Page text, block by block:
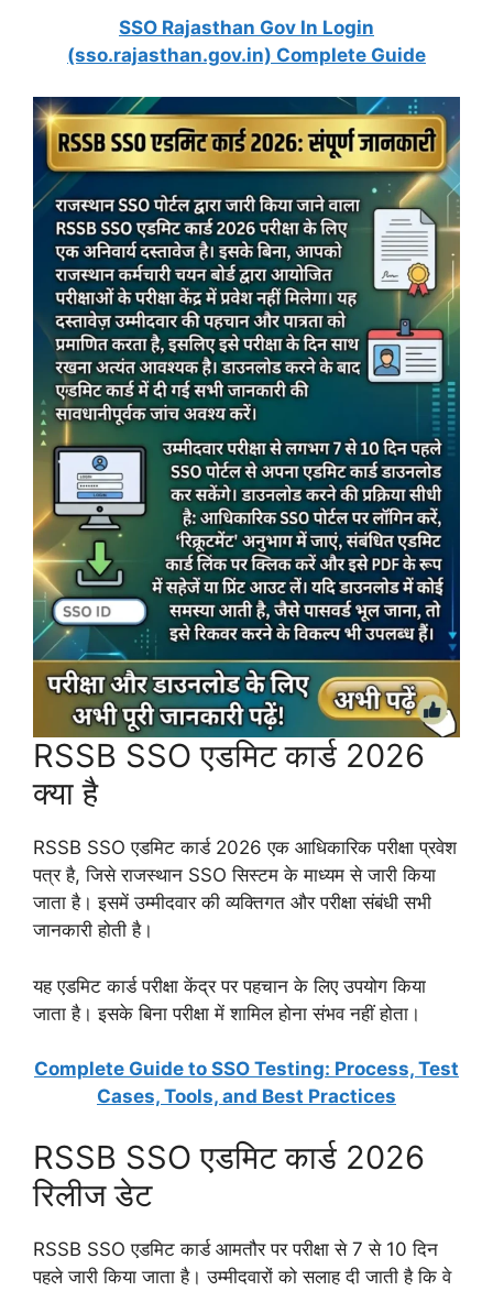
SSO Rajasthan Gov In Login
(sso.rajasthan.gov.in) Complete Guide
RSSB SSO एडमिट कार्ड 2026
क्या है
RSSB SSO एडमिट कार्ड 2026 एक आधिकारिक परीक्षा प्रवेश
पत्र है, जिसे राजस्थान SSO सिस्टम के माध्यम से जारी किया
जाता है। इसमें उम्मीदवार की व्यक्तिगत और परीक्षा संबंधी सभी
जानकारी होती है।
यह एडमिट कार्ड परीक्षा केंद्र पर पहचान के लिए उपयोग किया
जाता है। इसके बिना परीक्षा में शामिल होना संभव नहीं होता।
Complete Guide to SSO Testing: Process, Test
Cases, Tools, and Best Practices
RSSB SSO एडमिट कार्ड 2026
रिलीज डेट
RSSB SSO एडमिट कार्ड आमतौर पर परीक्षा से 7 से 10 दिन
पहले जारी किया जाता है। उम्मीदवारों को सलाह दी जाती है कि वे